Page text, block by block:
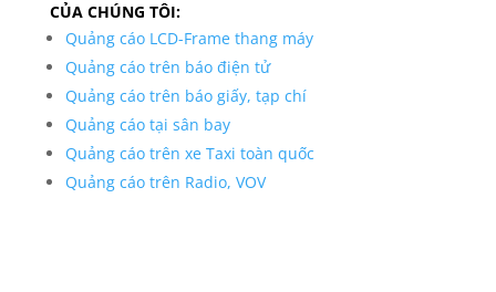
CỦA CHÚNG TÔI:
Quảng cáo LCD-Frame thang máy
Quảng cáo trên báo điện tử
Quảng cáo trên báo giấy, tạp chí
Quảng cáo tại sân bay
Quảng cáo trên xe Taxi toàn quốc
Quảng cáo trên Radio, VOV